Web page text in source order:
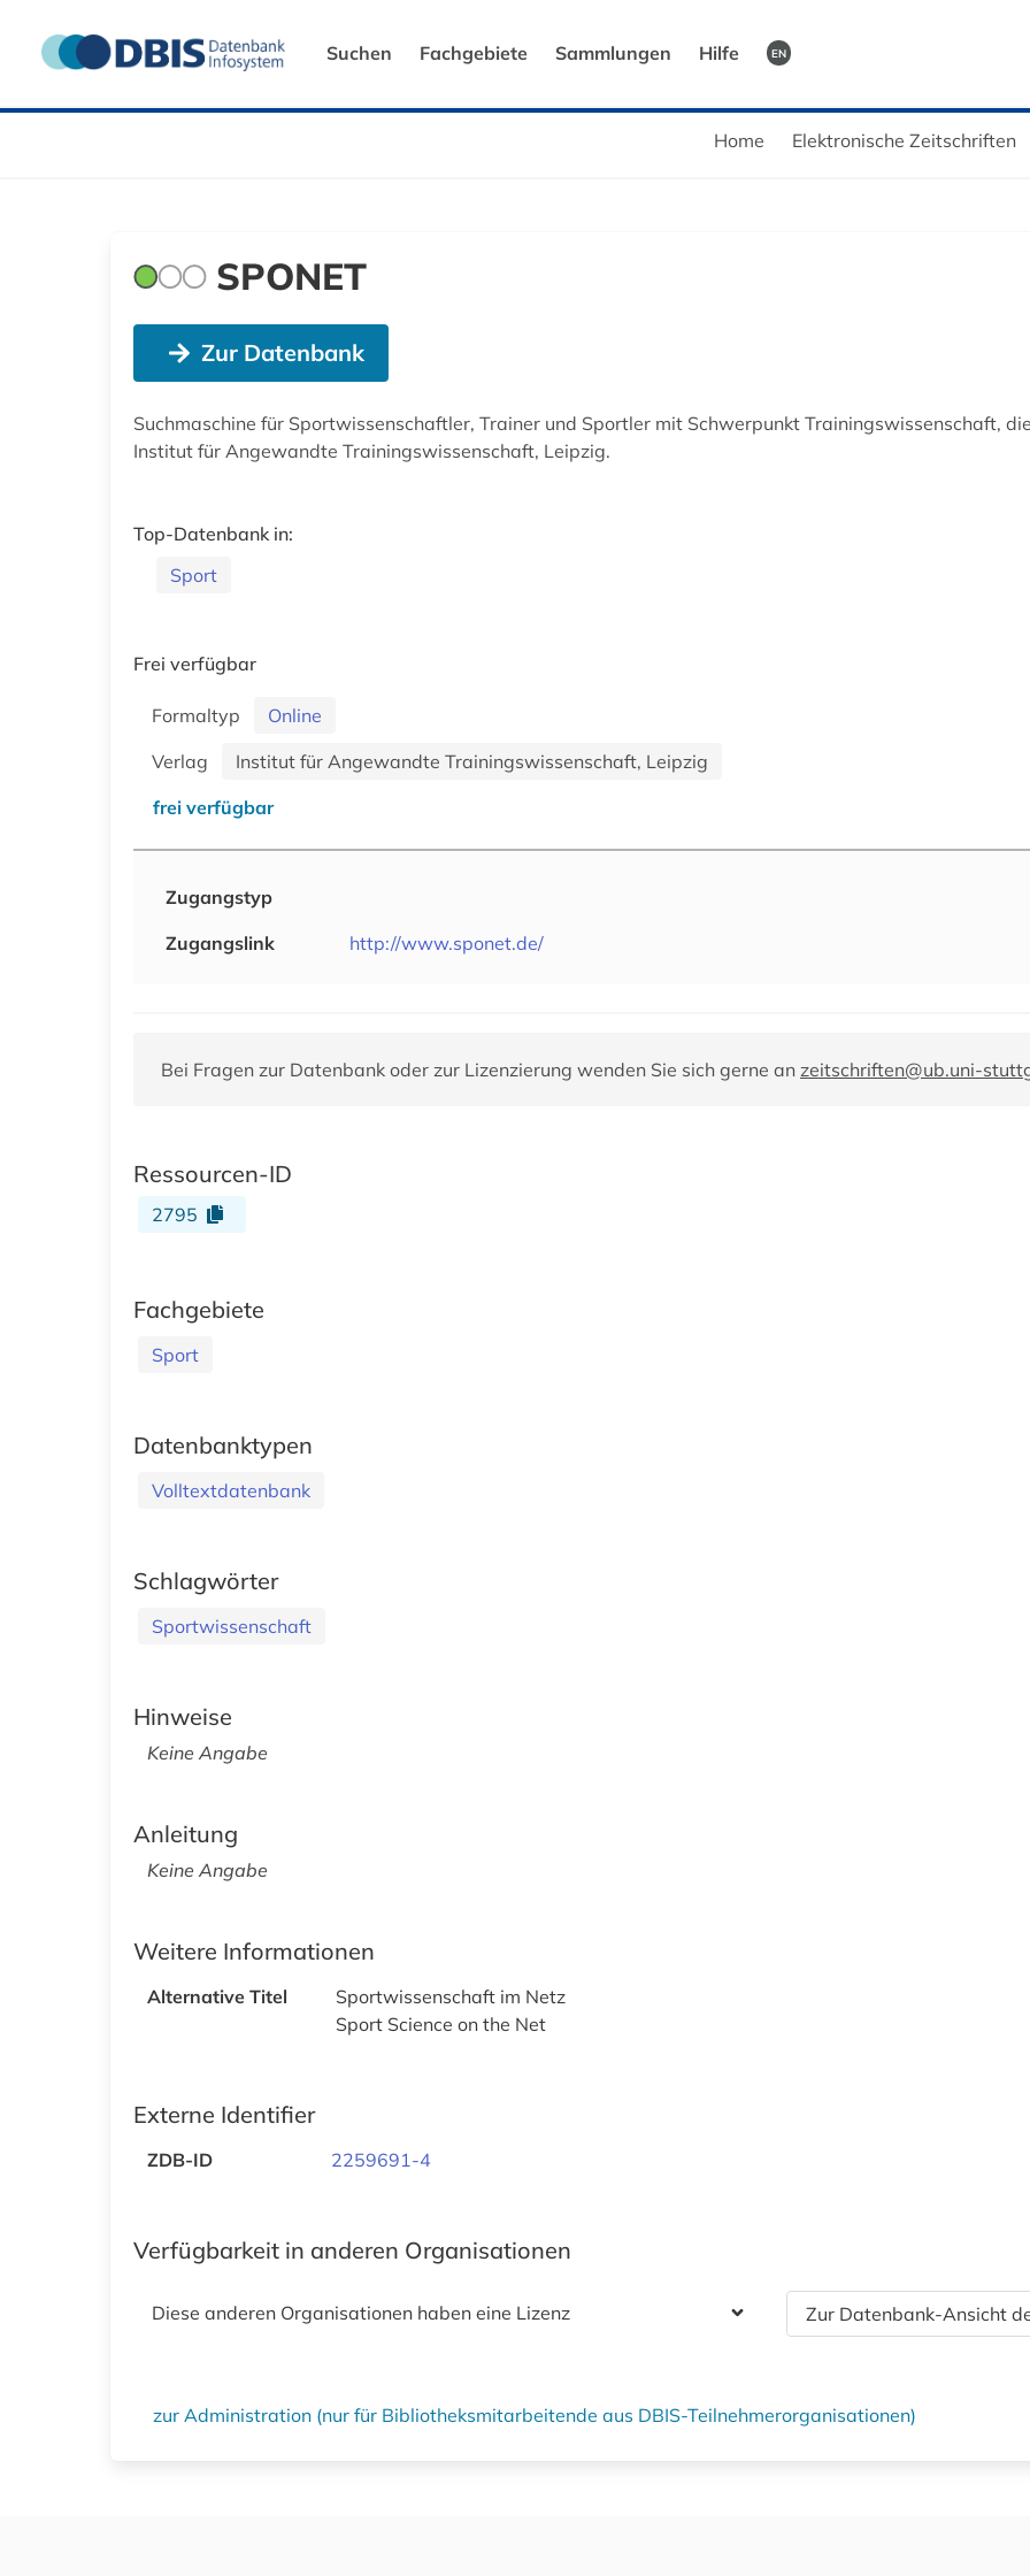
Suchen Fachgebiete Sammlungen Hilfe EN
Home Elektronische Zeitschriften
SPONET
Zur Datenbank
Suchmaschine für Sportwissenschaftler, Trainer und Sportler mit Schwerpunkt Trainingswissenschaft,
Institut für Angewandte Trainingswissenschaft, Leipzig.
Top-Datenbank in:
Sport
Frei verfügbar
Formaltyp
Online
Verlag
Institut für Angewandte Trainingswissenschaft, Leipzig
frei verfügbar
Zugangstyp
Zugangslink
http://www.sponet.de/
Bei Fragen zur Datenbank oder zur Lizenzierung wenden Sie sich gerne an zeitschriften@ub.uni-
Ressourcen-ID
2795
Fachgebiete
Sport
Datenbanktypen
Volltextdatenbank
Schlagwörter
Sportwissenschaft
Hinweise
Keine Angabe
Anleitung
Keine Angabe
Weitere Informationen
Alternative Titel
Sportwissenschaft im Netz
Sport Science on the Net
Externe Identifier
ZDB-ID 2259691-4
Verfügbarkeit in anderen Organisationen
Diese anderen Organisationen haben eine Lizenz Zur Datenbank-Ansicht
zur Administration (nur für Bibliotheksmitarbeitende aus DBIS-Teilnehmerorganisationen)